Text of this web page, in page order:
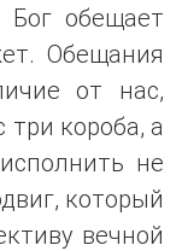
Бог обещает
Обещания
от нас,
короба, а
не
который
вечной